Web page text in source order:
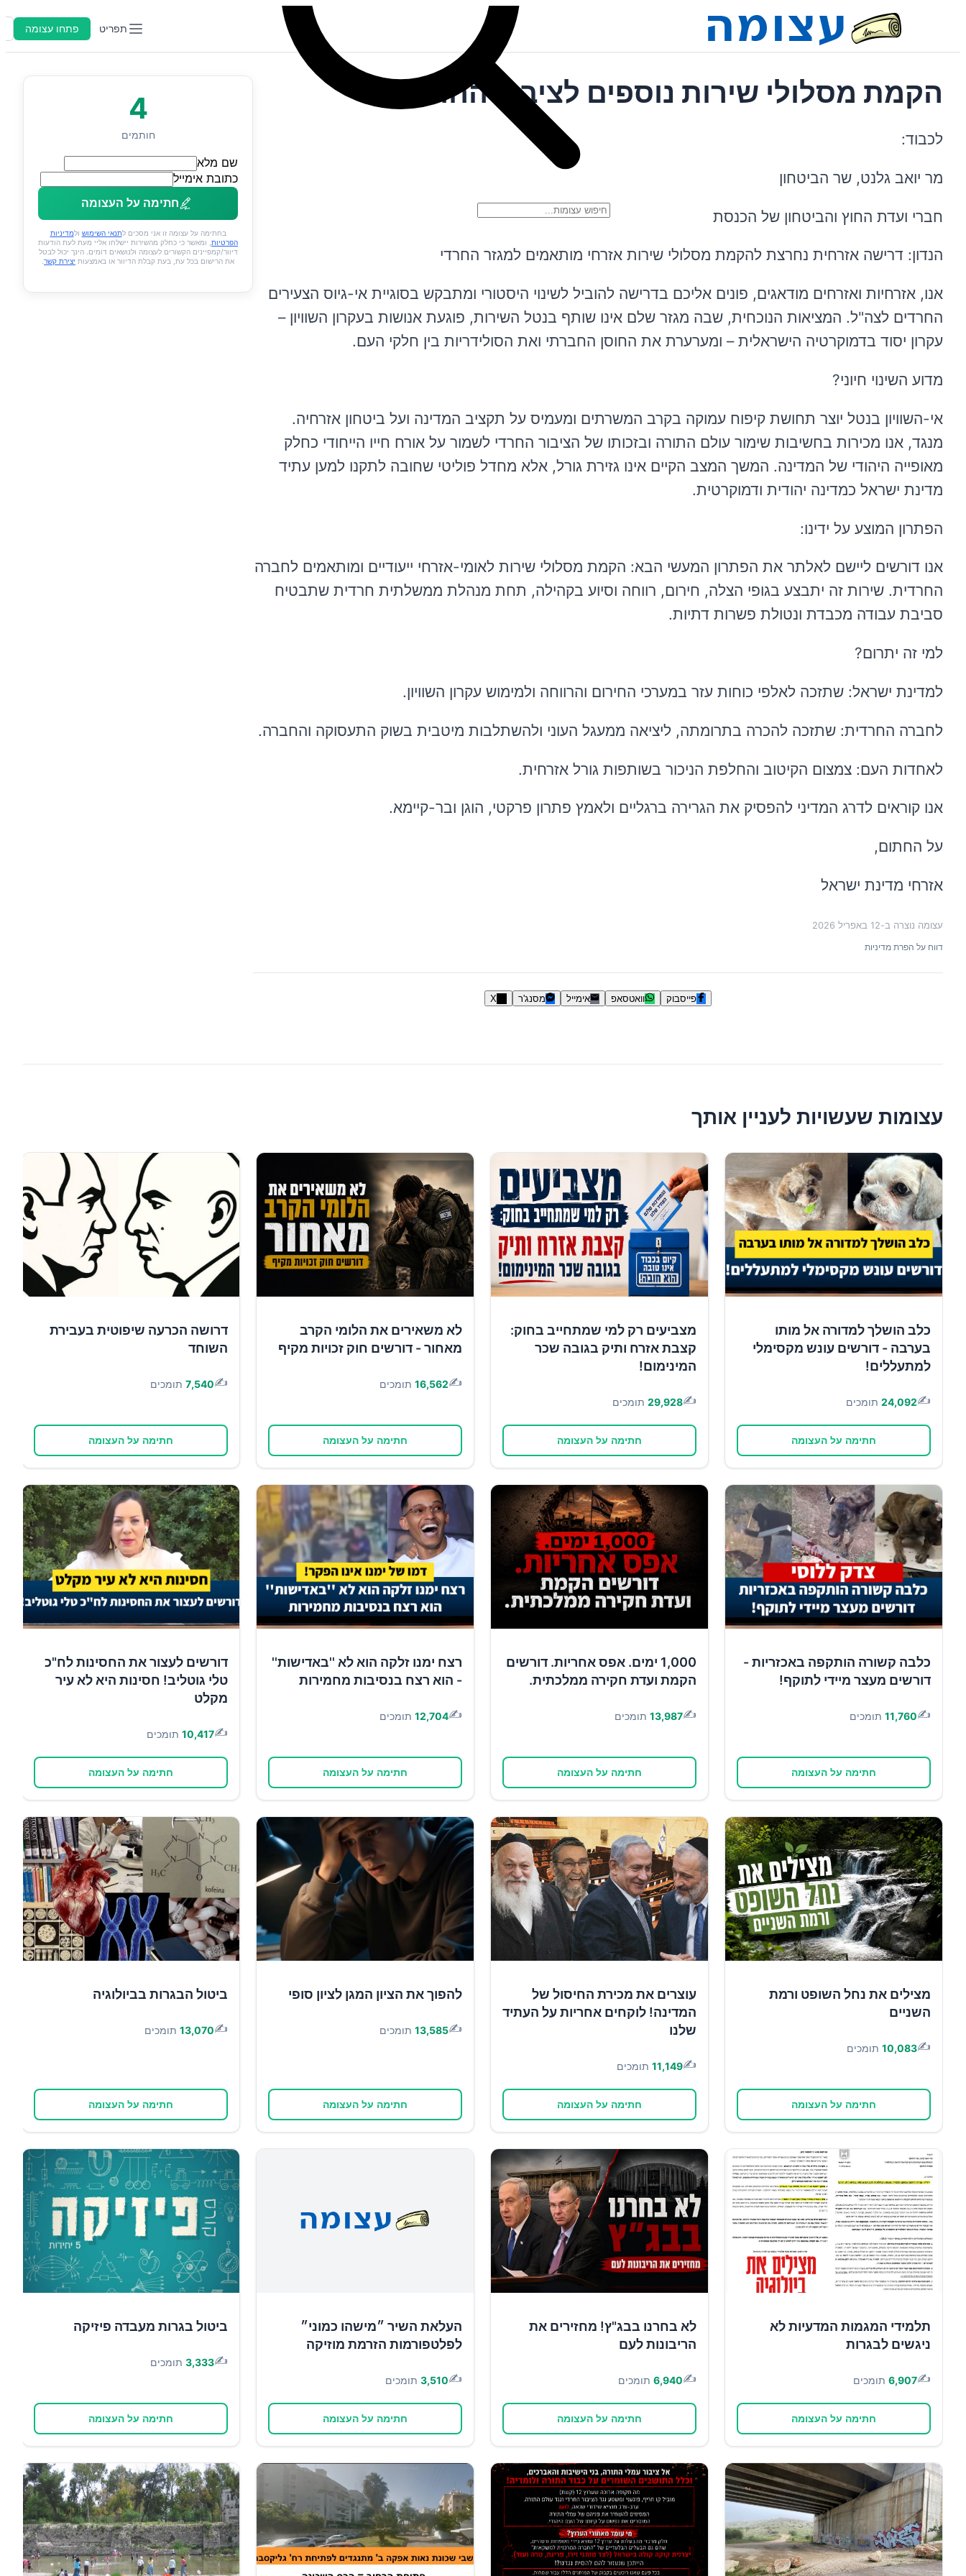
פתחו עצומה תפריט
הקמת מסלולי שירות נוספים לציבור החרדי
לכבוד:
מר יואב גלנט, שר הביטחון
חברי ועדת החוץ והביטחון של הכנסת
הנדון: דרישה אזרחית נחרצת להקמת מסלולי שירות אזרחי מותאמים למגזר החרדי
אנו, אזרחיות ואזרחים מודאגים, פונים אליכם בדרישה להוביל לשינוי היסטורי ומתבקש בסוגיית אי-גיוס הצעירים
החרדים לצה"ל. המציאות הנוכחית, שבה מגזר שלם אינו שותף בנטל השירות, פוגעת אנושות בעקרון השוויון –
עקרון יסוד בדמוקרטיה הישראלית – ומערערת את החוסן החברתי ואת הסולידריות בין חלקי העם.
מדוע השינוי חיוני?
אי-השוויון בנטל יוצר תחושת קיפוח עמוקה בקרב המשרתים ומעמיס על תקציב המדינה ועל ביטחון אזרחיה.
מנגד, אנו מכירות בחשיבות שימור עולם התורה ובזכותו של הציבור החרדי לשמור על אורח חייו הייחודי כחלק
מאופייה היהודי של המדינה. המשך המצב הקיים אינו גזירת גורל, אלא מחדל פוליטי שחובה לתקנו למען עתיד
מדינת ישראל כמדינה יהודית ודמוקרטית.
הפתרון המוצע על ידינו:
אנו דורשים ליישם לאלתר את הפתרון המעשי הבא: הקמת מסלולי שירות לאומי-אזרחי ייעודיים ומותאמים לחברה
החרדית. שירות זה יתבצע בגופי הצלה, חירום, רווחה וסיוע בקהילה, תחת מנהלת ממשלתית חרדית שתבטיח
סביבת עבודה מכבדת ונטולת פשרות דתיות.
למי זה יתרום?
למדינת ישראל: שתזכה לאלפי כוחות עזר במערכי החירום והרווחה ולמימוש עקרון השוויון.
לחברה החרדית: שתזכה להכרה בתרומתה, ליציאה ממעגל העוני ולהשתלבות מיטבית בשוק התעסוקה והחברה.
לאחדות העם: צמצום הקיטוב והחלפת הניכור בשותפות גורל אזרחית.
אנו קוראים לדרג המדיני להפסיק את הגרירה ברגליים ולאמץ פתרון פרקטי, הוגן ובר-קיימא.
על החתום,
אזרחי מדינת ישראל
עצומה נוצרה ב-12 באפריל 2026
דווח על הפרת מדיניות
פייסבוק וואטסאפ אימייל מסנג'ר X
4
חותמים
שם מלא
כתובת אימייל
חתימה על העצומה
בחתימה על עצומה זו אני מסכים לתנאי השימוש ולמדיניות
הפרטיות, ומאשר כי כחלק מהשירות יישלחו אליי מעת לעת הודעות
דיוור/קמפיינים הקשורים לעצומה ולנושאים דומים. הינך יכול לבטל
את הרישום בכל עת, בעת קבלת הדיוור או באמצעות יצירת קשר.
עצומות שעשויות לעניין אותך
כלב הושלך למדורה אל מותו
בערבה - דורשים עונש מקסימלי
למתעללים!
✍️
24,092 תומכים
חתימה על העצומה
מצביעים רק למי שמתחייב בחוק:
קצבת אזרח ותיק בגובה שכר
המינימום!
✍️
29,928 תומכים
חתימה על העצומה
לא משאירים את הלומי הקרב
מאחור - דורשים חוק זכויות מקיף
✍️
16,562 תומכים
חתימה על העצומה
דרושה הכרעה שיפוטית בעבירת
השוחד
✍️
7,540 תומכים
חתימה על העצומה
כלבה קשורה הותקפה באכזריות -
דורשים מעצר מיידי לתוקף!
✍️
11,760 תומכים
חתימה על העצומה
1,000 ימים. אפס אחריות. דורשים
הקמת ועדת חקירה ממלכתית.
✍️
13,987 תומכים
חתימה על העצומה
רצח ימנו זלקה הוא לא ''באדישות''
- הוא רצח בנסיבות מחמירות
✍️
12,704 תומכים
חתימה על העצומה
דורשים לעצור את החסינות לח"כ
טלי גוטליב! חסינות היא לא עיר
מקלט
✍️
10,417 תומכים
חתימה על העצומה
מצילים את נחל השופט ורמת
השניים
✍️
10,083 תומכים
חתימה על העצומה
עוצרים את מכירת החיסול של
המדינה! לוקחים אחריות על העתיד
שלנו
✍️
11,149 תומכים
חתימה על העצומה
להפוך את הציון המגן לציון סופי
✍️
13,585 תומכים
חתימה על העצומה
ביטול הבגרות בביולוגיה
✍️
13,070 תומכים
חתימה על העצומה
תלמידי המגמות המדעיות לא
ניגשים לבגרות
✍️
6,907 תומכים
חתימה על העצומה
לא בחרנו בבג"ץ! מחזירים את
הריבונות לעם
✍️
6,940 תומכים
חתימה על העצומה
העלאת השיר ״מישהו כמוני״
לפלטפורמות הזרמת מוזיקה
✍️
3,510 תומכים
חתימה על העצומה
ביטול בגרות מעבדה פיזיקה
✍️
3,333 תומכים
חתימה על העצומה